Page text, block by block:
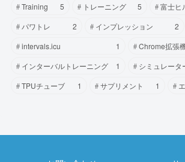
Training
5 トレーニング 5 富士ヒ
パワトレ
2 インプレッション 2
intervals.icu
1 Chrome拡張
インターバルトレーニング
1 シミュレータ
TPUチューブ
1 サプリメント 1